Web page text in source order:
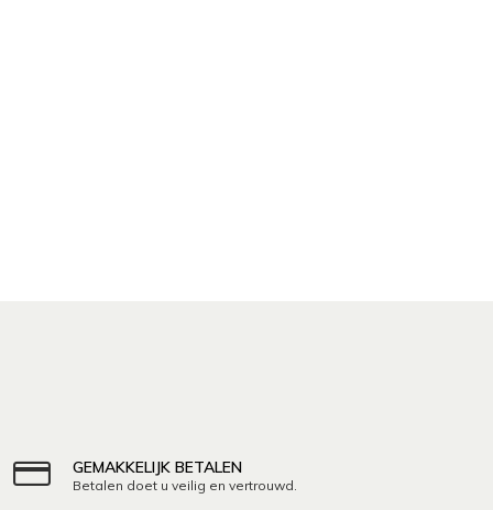
GEMAKKELIJK BETALEN
Betalen doet u veilig en vertrouwd.